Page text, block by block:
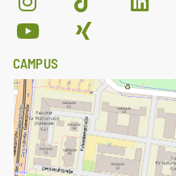
CAMPUS